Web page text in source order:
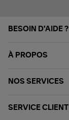
BESOIN D'AIDE ?
À PROPOS
NOS SERVICES
SERVICE CLIENT